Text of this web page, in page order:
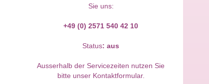
Sie uns:
+49 (0) 2571 540 42 10
Status: aus
Ausserhalb der Servicezeiten nutzen Sie
bitte unser Kontaktformular.